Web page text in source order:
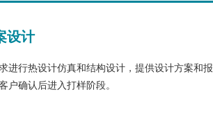
设计
进行热设计仿真和结构设计，提供设计方案和报
户确认后进入打样阶段。